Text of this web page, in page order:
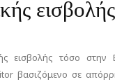
εισβολής τόσο
βασιζόμενο σε